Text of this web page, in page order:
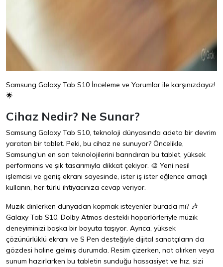
Samsung Galaxy Tab S10 İnceleme ve Yorumlar ile karşınızdayız!
🌟
Cihaz Nedir? Ne Sunar?
Samsung Galaxy Tab S10, teknoloji dünyasında adeta bir devrim
yaratan bir tablet. Peki, bu cihaz ne sunuyor? Öncelikle,
Samsung'un en son teknolojilerini barındıran bu tablet, yüksek
performans ve şık tasarımıyla dikkat çekiyor. 🎨 Yeni nesil
işlemcisi ve geniş ekranı sayesinde, ister iş ister eğlence amaçlı
kullanın, her türlü ihtiyacınıza cevap veriyor.
Müzik dinlerken dünyadan kopmak isteyenler burada mı? 🎶
Galaxy Tab S10, Dolby Atmos destekli hoparlörleriyle müzik
deneyiminizi başka bir boyuta taşıyor. Ayrıca, yüksek
çözünürlüklü ekranı ve S Pen desteğiyle dijital sanatçıların da
gözdesi haline gelmiş durumda. Resim çizerken, not alırken veya
sunum hazırlarken bu tabletin sunduğu hassasiyet ve hız, sizi